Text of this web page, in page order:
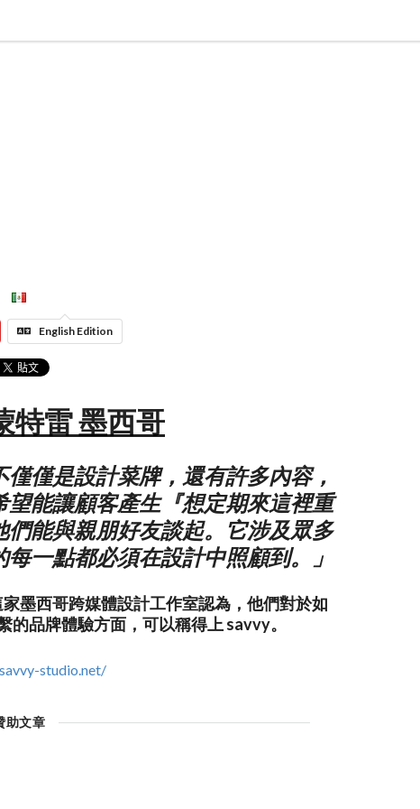
English Edition
特雷 墨西哥
僅僅是設計菜牌，還有許多內容，
能讓顧客產生『想定期來這裡重
能與親朋好友談起。它涉及眾多
一點都必須在設計中照顧到。」
墨西哥跨媒體設計工作室認為，他們對於如
品牌體驗方面，可以稱得上 savvy。
studio.net/
助文章